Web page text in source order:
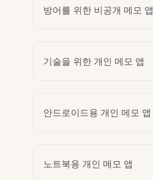
방어를 위한 비공개 메모 앱
기술을 위한 개인 메모 앱
안드로이드용 개인 메모 앱
노트북용 개인 메모 앱